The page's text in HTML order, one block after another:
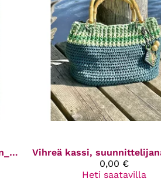
Kesäkassi suunnitelijana Marian_neuloosi
0,00 €
Heti saatavilla